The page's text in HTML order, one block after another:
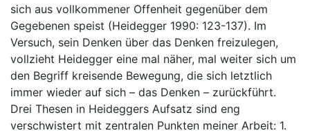
sich aus vollkommener Offenheit gegenüber dem
Gegebenen speist (Heidegger 1990: 123-137). Im
Versuch, sein Denken über das Denken freizulegen,
vollzieht Heidegger eine mal näher, mal weiter sich um
den Begriff kreisende Bewegung, die sich letztlich
immer wieder auf sich – das Denken – zurückführt.
Drei Thesen in Heideggers Aufsatz sind eng
verschwistert mit zentralen Punkten meiner Arbeit: 1.